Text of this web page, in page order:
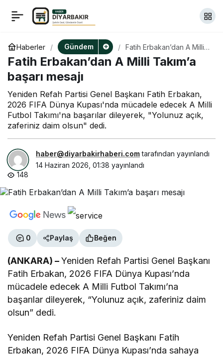
Haberler Gündem
Fatih Erbakan’dan A Milli
Takım’a başarı mesajı
Fatih Erbakan’dan A Milli Takım’a
başarı mesajı
Yeniden Refah Partisi Genel Başkanı Fatih Erbakan,
2026 FIFA Dünya Kupası'nda mücadele edecek A Milli
Futbol Takımı'na başarılar dileyerek, "Yolunuz açık,
zaferiniz daim olsun" dedi.
haber@diyarbakirhaberi.comtarafından yayınlandı
14 Haziran 2026, 01:38 yayınlandı
148
0 Paylaş Beğen
(ANKARA) –Yeniden Refah Partisi Genel Başkanı
Fatih Erbakan, 2026 FIFA Dünya Kupası’nda
mücadele edecek A Milli Futbol Takımı’na
başarılar dileyerek, “Yolunuz açık, zaferiniz daim
olsun” dedi.
Yeniden Refah Partisi Genel Başkanı Fatih
Erbakan, 2026 FIFA Dünya Kupası’nda sahaya
Muğla’da silahlı saldırıda
ağır yaralanan polis
memuru şehit oldu
Paylaş